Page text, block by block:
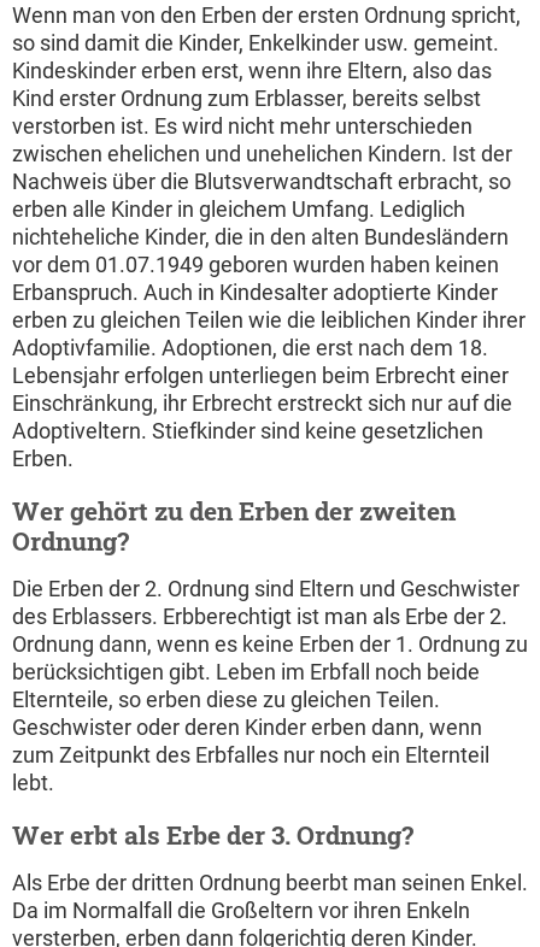
Wenn man von den Erben der ersten Ordnung spricht,
so sind damit die Kinder, Enkelkinder usw. gemeint.
Kindeskinder erben erst, wenn ihre Eltern, also das
Kind erster Ordnung zum Erblasser, bereits selbst
verstorben ist. Es wird nicht mehr unterschieden
zwischen ehelichen und unehelichen Kindern. Ist der
Nachweis über die Blutsverwandtschaft erbracht, so
erben alle Kinder in gleichem Umfang. Lediglich
nichteheliche Kinder, die in den alten Bundesländern
vor dem 01.07.1949 geboren wurden haben keinen
Erbanspruch. Auch in Kindesalter adoptierte Kinder
erben zu gleichen Teilen wie die leiblichen Kinder ihrer
Adoptivfamilie. Adoptionen, die erst nach dem 18.
Lebensjahr erfolgen unterliegen beim Erbrecht einer
Einschränkung, ihr Erbrecht erstreckt sich nur auf die
Adoptiveltern. Stiefkinder sind keine gesetzlichen
Erben.
Wer gehört zu den Erben der zweiten
Ordnung?
Die Erben der 2. Ordnung sind Eltern und Geschwister
des Erblassers. Erbberechtigt ist man als Erbe der 2.
Ordnung dann, wenn es keine Erben der 1. Ordnung zu
berücksichtigen gibt. Leben im Erbfall noch beide
Elternteile, so erben diese zu gleichen Teilen.
Geschwister oder deren Kinder erben dann, wenn
zum Zeitpunkt des Erbfalles nur noch ein Elternteil
lebt.
Wer erbt als Erbe der 3. Ordnung?
Als Erbe der dritten Ordnung beerbt man seinen Enkel.
Da im Normalfall die Großeltern vor ihren Enkeln
versterben, erben dann folgerichtig deren Kinder.